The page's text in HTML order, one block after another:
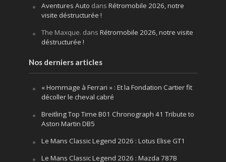
Aventures Auto dans Rétromobile 2026, notre
visite déstructurée !
The Maxque. dans Rétromobile 2026, notre visite
déstructurée !
Nos derniers articles
« Hommage à Ferrari » : Et la Fondation Cartier fit
décoller le cheval cabré
Breitling Top Time B01 Chronograph 41 Tribute to
Aston Martin DB5
Le Mans Classic Legend 2026 : Lotus Elise GT1
Le Mans Classic Legend 2026 : Mazda 787B